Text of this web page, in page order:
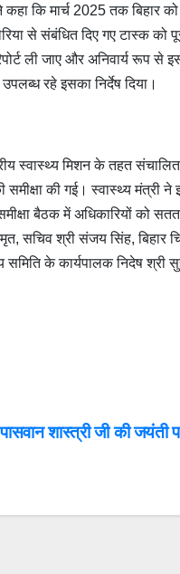
कहा कि मार्च 2025 तक बिहार
से संबंधित दिए गए टास्क
ली जाए और अनिवार्य
रहे इसका निर्देष दिया।
स्वास्थ्य मिशन के तहत
की गई। स्वास्थ्य मंत्री
बैठक में अधिकारियों को
सचिव श्री संजय सिंह,
समिति के कार्यपालक निदेष श्री
शास्त्री जी की जयंती